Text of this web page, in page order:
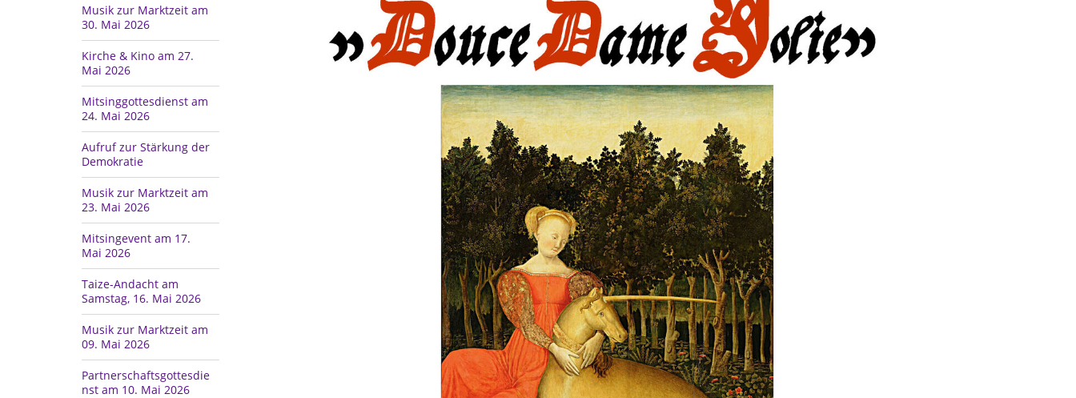
Musik zur Marktzeit am
30. Mai 2026
Kirche & Kino am 27.
Mai 2026
Mitsinggottesdienst am
24. Mai 2026
Aufruf zur Stärkung der
Demokratie
Musik zur Marktzeit am
23. Mai 2026
Mitsingevent am 17.
Mai 2026
Taize-Andacht am
Samstag, 16. Mai 2026
Musik zur Marktzeit am
09. Mai 2026
Partnerschaftsgottesdie
nst am 10. Mai 2026